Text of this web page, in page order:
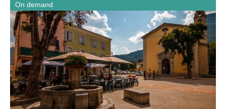
Through the old town center, canals and former industrial
sites, this guided tour traces the evolution of Saint-André-
les-Alpes, a crossroads village shaped by water, trade
and human activity, from the Middle Ages to the present
day.
On demand